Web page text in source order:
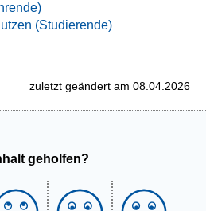
(Studierende)
zuletzt geändert am 08.04.2026
geholfen?